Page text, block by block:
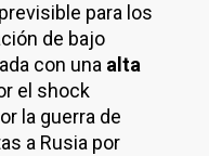
para los
de bajo
con una alta
el shock
la guerra de
a Rusia por